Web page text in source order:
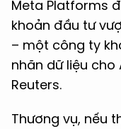
Meta Platforms
khoản đầu tư
– một công ty
nhãn dữ liệu cho
Reuters.
Thương vụ, nếu